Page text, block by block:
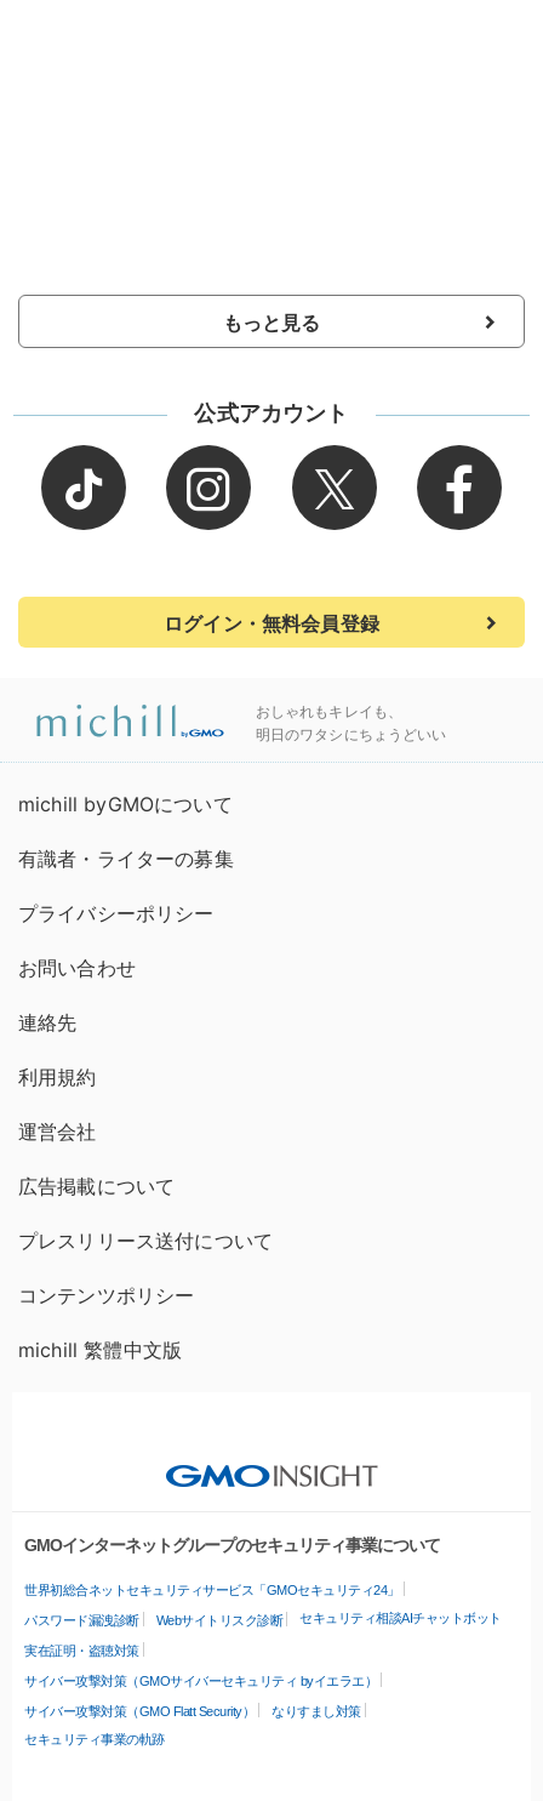
もっと見る
公式アカウント
ログイン・無料会員登録
おしゃれもキレイも、
明日のワタシにちょうどいい
michill byGMOについて
有識者・ライターの募集
プライバシーポリシー
お問い合わせ
連絡先
利用規約
運営会社
広告掲載について
プレスリリース送付について
コンテンツポリシー
michill 繁體中文版
GMOインターネットグループのセキュリティ事業について
世界初総合ネットセキュリティサービス「GMOセキュリティ24」
パスワード漏洩診断 Webサイトリスク診断 セキュリティ相談AIチャットボット
実在証明・盗聴対策
サイバー攻撃対策（GMOサイバーセキュリティ byイエラエ）
サイバー攻撃対策（GMO Flatt Security）
なりすまし対策
セキュリティ事業の軌跡